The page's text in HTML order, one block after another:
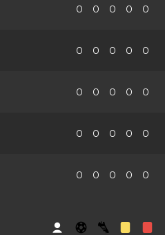
0 0 0 0 0
0 0 0 0 0
0 0 0 0 0
0 0 0 0 0
0 0 0 0 0